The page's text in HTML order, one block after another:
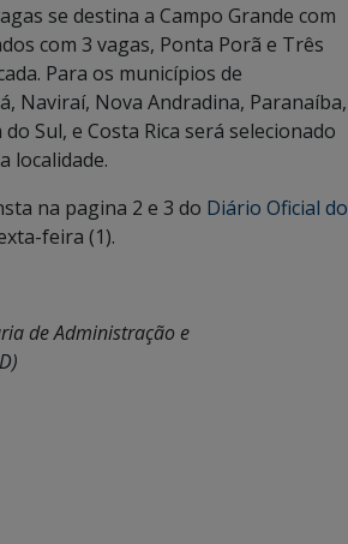
se destina a Campo Grande com
com 3 vagas, Ponta Porã e Três
Para os municípios de
Naviraí, Nova Andradina, Paranaíba,
do Sul, e Costa Rica será selecionado
localidade.
na pagina 2 e 3 do Diário Oficial do
feira (1).
de Administração e